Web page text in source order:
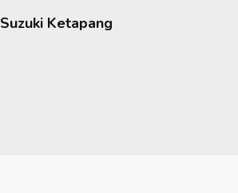
Suzuki Ketapang